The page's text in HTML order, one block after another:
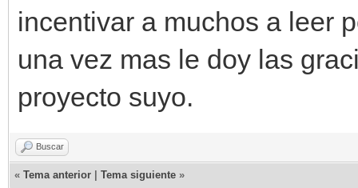
incentivar a muchos a leer
una vez mas le doy las
proyecto suyo.
Buscar
« Tema anterior Tema siguiente »